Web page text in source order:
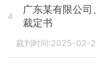
4
广东某有限公
裁定书
裁判时间:2025-02-